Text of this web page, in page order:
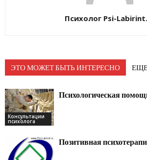
Психолог Psi-
ЭТО МОЖЕТ БЫТЬ ИНТЕРЕСНО
Консультации
психолога
Психологическая
Позитивная